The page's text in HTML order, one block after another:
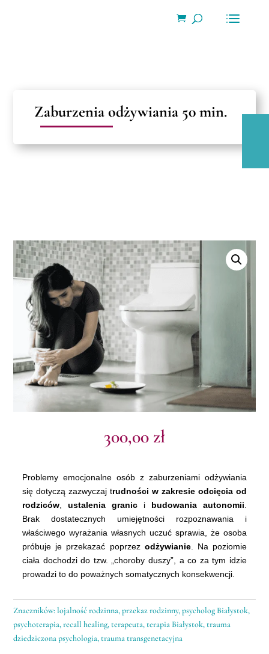
Zaburzenia odżywiania 50 min.
300,00 zł
Problemy emocjonalne osób z zaburzeniami odżywiania
się dotyczą zazwyczaj trudności w zakresie odcięcia od
rodziców ,ustalenia granic i budowania autonomii
Brak dostatecznych umiejętności rozpoznawania i
właściwego wyrażania własnych uczuć sprawia, że osoba
próbuje je przekazać poprzez odżywianie. Na poziomie
ciała dochodzi do tzw. „choroby duszy”, a co za tym idzie
prowadzi to do poważnych somatycznych konsekwencji.
Znaczników:lojalność rodzinna,przekaz rodzinny,psycholog Białystok,
psychoterapia,recall healing,terapeuta,terapia Białystok,trauma
dziedziczona psychologia,trauma transgenetacyjna